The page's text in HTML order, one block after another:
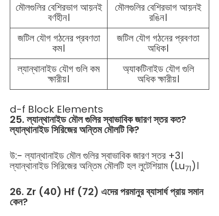
মৌলগুলির বেশিরভাগ আয়নই
বর্ণহীন।
মৌলগুলির বেশিরভাগ আয়নই
রঙিন।
জটিল যৌগ গঠনের প্রবণতা
কম।
জটিল যৌগ গঠনের প্রবণতা
অধিক।
ল্যান্থানাইড যৌগ গুলি কম
ক্ষারীয়।
অ্যাকটিনাইড যৌগ গুলি
অধিক ক্ষারীয়।
d-f Block Elements
25. ল্যান্থানাইড মৌল গুলির স্বাভাবিক জারণ স্তর কত?
ল্যান্থানাইড সিরিজের অন্তিম মৌলটি কি?
উ:- ল্যান্থানাইড মৌল গুলির স্বাভাবিক জারণ স্তর +3।
ল্যান্থানাইড সিরিজের অন্তিম মৌলটি হল লুটেশিয়াম (Lu71)।
26. Zr (40) Hf (72) এদের পরমানুর ব্যাসার্ধ প্রায় সমান
কেন?